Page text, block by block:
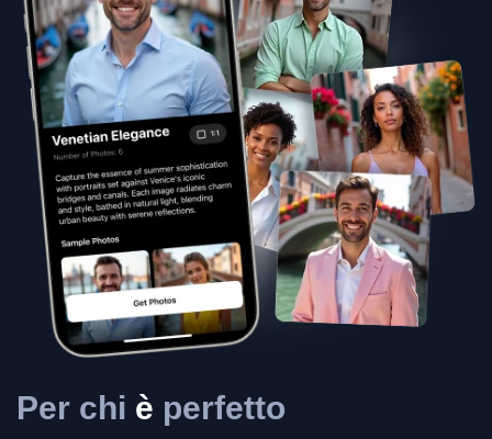
Per chi è perfetto